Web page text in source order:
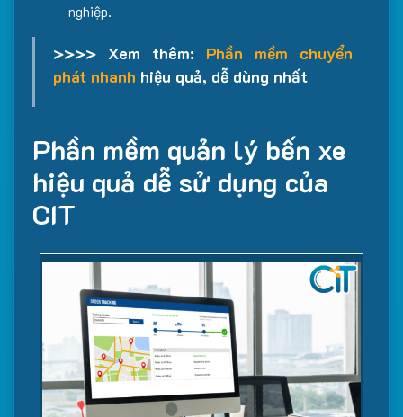
nghiệp.
>>>> Xem thêm: Phần mềm chuyển
phát nhanh hiệu quả, dễ dùng nhất
Phần mềm quản lý bến xe
hiệu quả dễ sử dụng của
CIT